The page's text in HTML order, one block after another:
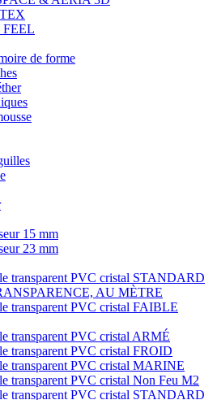
FEEL
de forme
15 mm
23 mm
transparent PVC cristal STANDARD
AU MÈTRE
transparent PVC cristal FAIBLE
transparent PVC cristal ARMÉ
transparent PVC cristal FROID
transparent PVC cristal MARINE
transparent PVC cristal Non Feu M2
transparent PVC cristal STANDARD